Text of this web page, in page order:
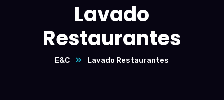
Lavado
Restaurantes
E&C Lavado Restaurantes